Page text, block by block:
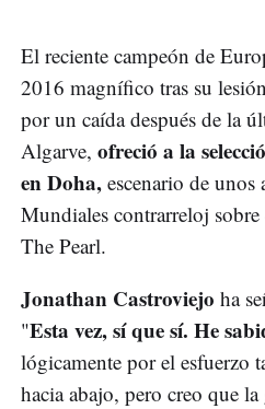
El reciente campeón de
2016 magnífico tras su
por un caída después de la
Algarve, ofreció a la
en Doha, escenario de unos
Mundiales contrarreloj
The Pearl.
Jonathan Castroviejo ha
"Esta vez, sí que sí. He
lógicamente por el esfuerzo
hacia abajo, pero creo que